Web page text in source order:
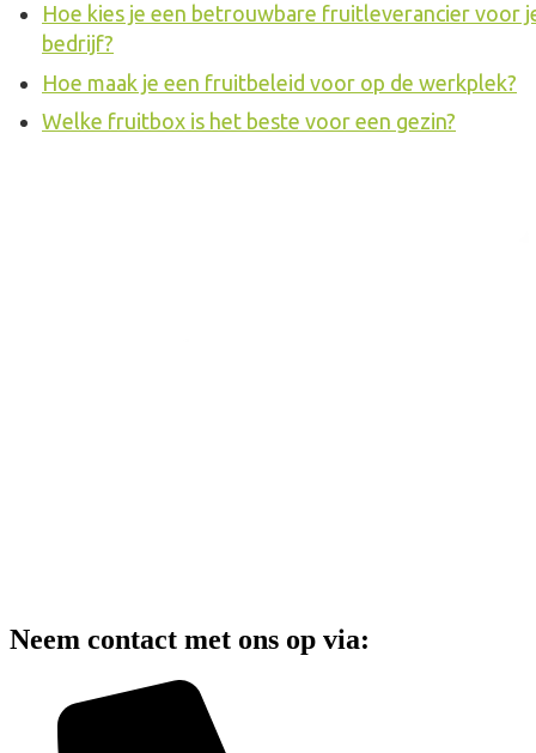
Hoe kies je een betrouwbare fruitleverancier voor
bedrijf?
Hoe maak je een fruitbeleid voor op de werkplek?
Welke fruitbox is het beste voor een gezin?
Neem contact met ons op via: